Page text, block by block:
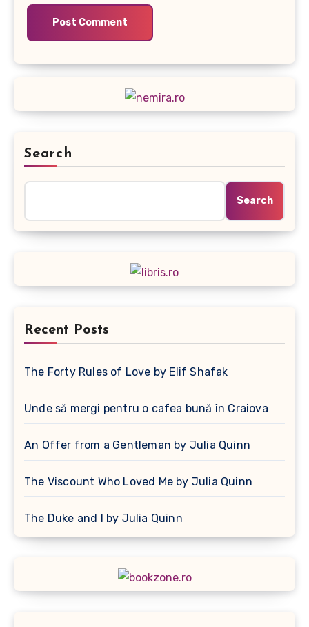
Search
Search
Recent Posts
The Forty Rules of Love by Elif Shafak
Unde să mergi pentru o cafea bună în Craiova
An Offer from a Gentleman by Julia Quinn
The Viscount Who Loved Me by Julia Quinn
The Duke and I by Julia Quinn